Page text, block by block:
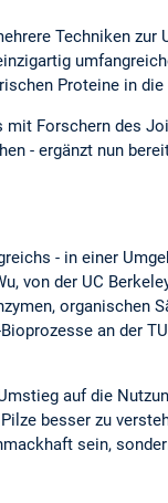
Techniken zur
Proteine in
Forschern des
- ergänzt nun
- in einer
von der UC
organischen
an der
auf die
besser zu
sein,